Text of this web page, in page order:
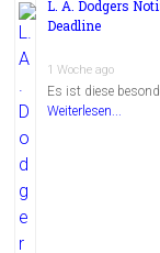
L. A. Dodgers
Deadline
1 Woche ago
Es ist diese
Weiterlesen...